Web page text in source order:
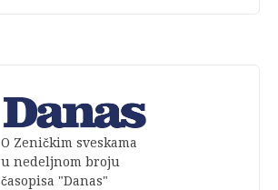
O Zeničkim sveskama
u nedeljnom broju
časopisa "Danas"